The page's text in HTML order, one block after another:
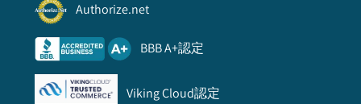
Authorize.net
BBB A+認定
Viking Cloud認定